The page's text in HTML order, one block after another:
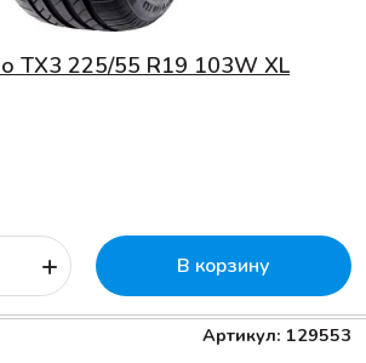
TX3 225/55 R19 103W XL
+ В корзину
Артикул: 129553